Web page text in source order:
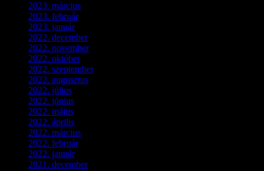
2023. március
2023. február(4)
2023. január(1)
2022. december(2)
2022. november(4)
2022. október(8)
2022. szeptember(9)
2022. augusztus
2022. július
2022. június
2022. május
2022. április
2022. március
2022. február(4)
2022. január(3)
2021. december(2)